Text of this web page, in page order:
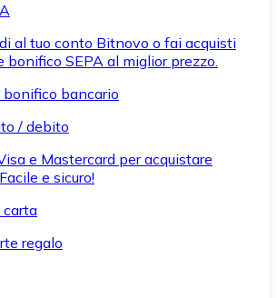
al tuo conto Bitnovo o fai acquisti
SEPA al miglior prezzo.
bancario
/ debito
e Mastercard per acquistare
e sicuro!
carta
regalo